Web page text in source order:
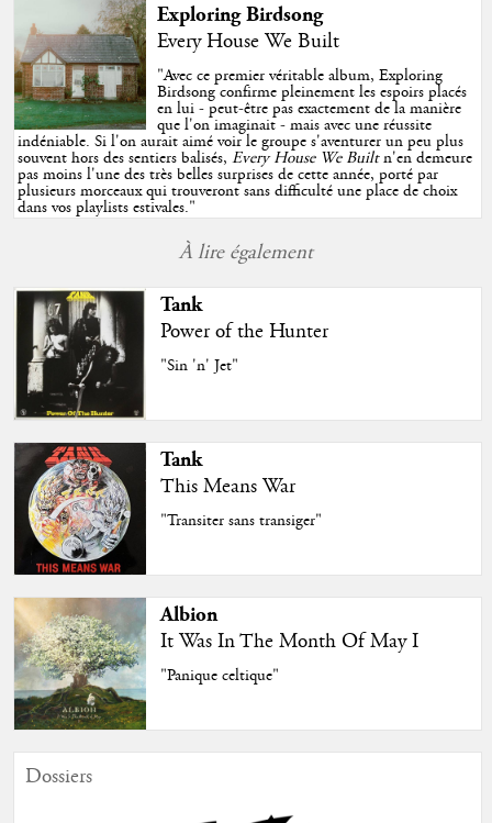
Exploring Birdsong
Every House We Built
"Avec ce premier véritable album, Exploring
Birdsong confirme pleinement les espoirs placés
en lui - peut-être pas exactement de la manière
que l'on imaginait - mais avec une réussite
indéniable. Si l'on aurait aimé voir le groupe s'aventurer un peu plus
souvent hors des sentiers balisés,Every House We Builtn'en demeure
pas moins l'une des très belles surprises de cette année, porté par
plusieurs morceaux qui trouveront sans difficulté une place de choix
dans vos playlists estivales."
À lire également
Tank
Power of the Hunter
"Sin 'n' Jet"
Tank
This Means War
"Transiter sans transiger"
Albion
It Was In The Month Of May I
"Panique celtique"
Dossiers